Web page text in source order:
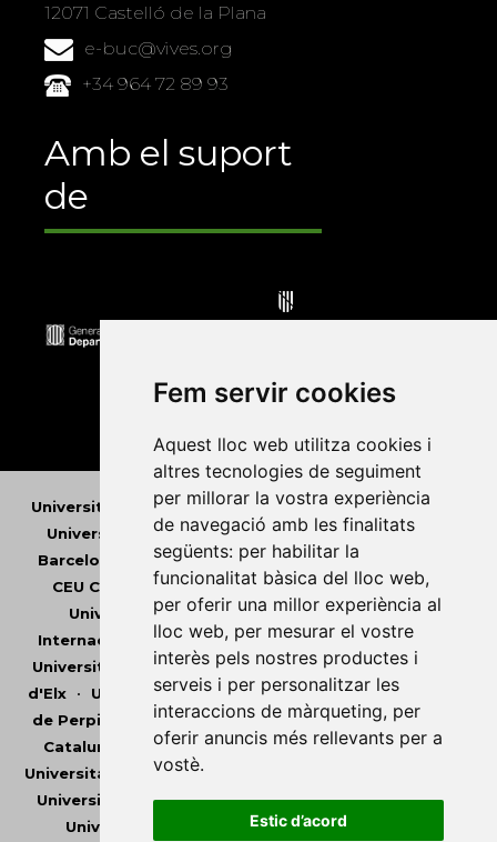
Fem servir cookies
Aquest lloc web utilitza cookies i
altres tecnologies de seguiment
per millorar la vostra experiència
de navegació amb les finalitats
següents: per habilitar la
funcionalitat bàsica del lloc web,
per oferir una millor experiència al
lloc web, per mesurar el vostre
interès pels nostres productes i
serveis i per personalitzar les
interaccions de màrqueting, per
oferir anuncis més rellevants per a
vostè.
Estic d’acord
12071 Castelló de la Plana
e-buc@vives.org
+34 964 72 89 93
Amb el suport
de
Universitat Abat Oliba CEU • Universitat d'Alacant
Universitat d'Andorra•Universitat Autònoma de
Barcelona
Universitat de Barcelona •
CEU Cardenal Herrera•Universitat de Girona•
Universitat de les Illes Balears•Universitat
Internacional de Catalunya•Universitat Jaume I
Universitat de Lleida•Universitat Miguel Hernández
d'Elx• Universitat Oberta de Catalunya•Universitat
de Perpinyà Via Domitia•Universitat Politècnica de
Catalunya
Universitat Politècnica de València •
Universitat Pompeu Fabra
Universitat Rovira i Virgili•Universitat de Sàsser•
Universitat de València•Universitat de Vic -